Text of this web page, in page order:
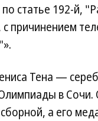
статье 192-й,
причинением
Тена —
в
а его